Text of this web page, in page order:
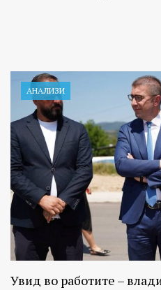
АНАЛИЗИ
Увид во работите –